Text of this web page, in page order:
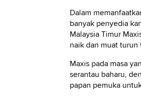
Dalam
banyak penyedia
Malaysia Timur
naik dan muat turun
Maxis pada masa
serantau baharu,
papan pemuka